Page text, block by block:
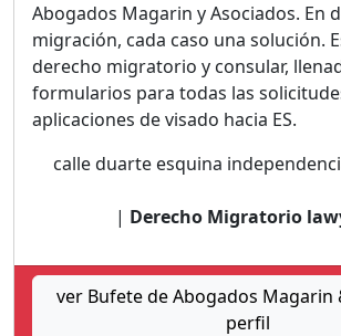
Abogados Magarin y Asociados. En
migración, cada caso una solución.
derecho migratorio y consular,
formularios para todas las
aplicaciones de visado hacia ES.
calle duarte esquina
| Derecho Migratorio
ver Bufete de Abogados Magarin
perfil